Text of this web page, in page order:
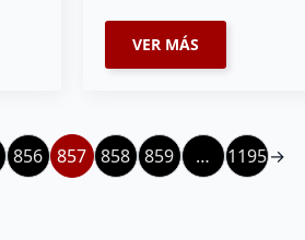
VER MÁS
856 857 858 859 … 1195→